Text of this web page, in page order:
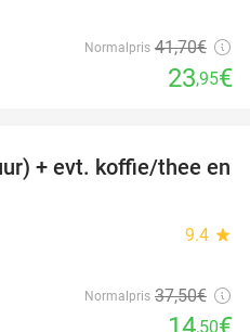
Normalpris 41,70€
23,95€
61%
+ evt. koffie/thee en
9.4 star
Normalpris 37,50€
,50